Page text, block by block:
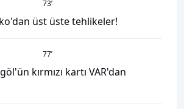
73’
üst üste tehlikeler!
77’
kırmızı kartı VAR'dan